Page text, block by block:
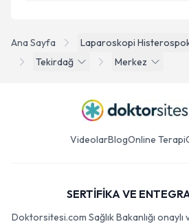
Ana Sayfa
Laparoskopi
Tekirdağ
Merkez
VideolarBlogOnline Terapi
SERTİFİKA VE
Doktorsitesi.com Sağlık Bakanlığı